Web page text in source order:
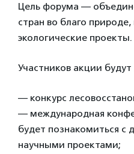
Цель форума —
стран во благо
экологические проекты.
Участников акции
— конкурс
— международная
будет познакомиться с
научными проектами;